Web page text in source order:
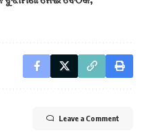
Leave a Comment